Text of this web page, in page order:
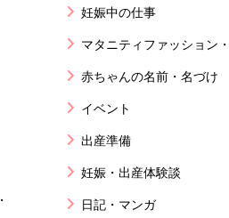
妊娠中の仕事
マタニティファッション
赤ちゃんの名前・名づけ
イベント
出産準備
妊娠・出産体験談
日記・マンガ